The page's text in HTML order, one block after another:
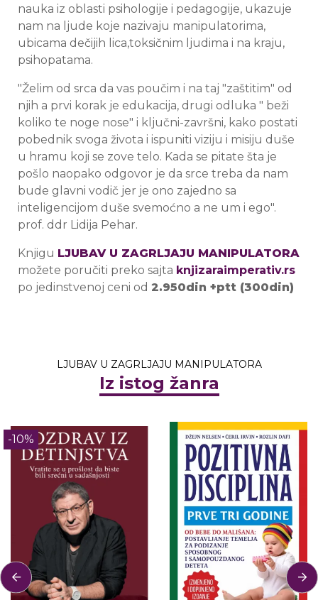
nauka iz oblasti psihologije i pedagogije, ukazuje
nam na ljude koje nazivaju manipulatorima,
ubicama dečijih lica,toksičnim ljudima i na kraju,
psihopatama.
"Želim od srca da vas poučim i na taj "zaštitim" od
njih a prvi korak je edukacija, drugi odluka " beži
koliko te noge nose" i ključni-završni, kako postati
pobednik svoga života i ispuniti viziju i misiju duše
u hramu koji se zove telo. Kada se pitate šta je
pošlo naopako odgovor je da srce treba da nam
bude glavni vodič jer je ono zajedno sa
inteligencijom duše svemoćno a ne um i ego".
prof. ddr Lidija Pehar.
Knjigu LJUBAV U ZAGRLJAJU MANIPULATORA
možete poručiti preko sajta knjizaraimperativ.rs
po jedinstvenoj ceni od 2.950din +ptt (300din)
LJUBAV U ZAGRLJAJU MANIPULATORA
Iz istog žanra
-10%